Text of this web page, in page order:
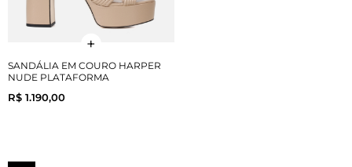
SANDÁLIA EM COURO HARPER
NUDE PLATAFORMA
R$ 1.190,00